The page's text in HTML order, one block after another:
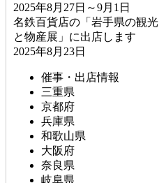
2025年8月27日～9月1日
名鉄百貨店の「岩手県の観光
と物産展」に出店します
2025年8月23日
催事・出店情報
三重県
京都府
兵庫県
和歌山県
大阪府
奈良県
岐阜県